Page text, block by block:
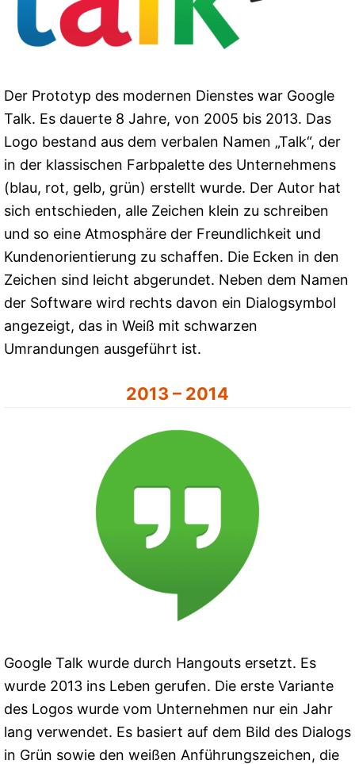
Der Prototyp des modernen Dienstes war Google
Talk. Es dauerte 8 Jahre, von 2005 bis 2013. Das
Logo bestand aus dem verbalen Namen „Talk“, der
in der klassischen Farbpalette des Unternehmens
(blau, rot, gelb, grün) erstellt wurde. Der Autor hat
sich entschieden, alle Zeichen klein zu schreiben
und so eine Atmosphäre der Freundlichkeit und
Kundenorientierung zu schaffen. Die Ecken in den
Zeichen sind leicht abgerundet. Neben dem Namen
der Software wird rechts davon ein Dialogsymbol
angezeigt, das in Weiß mit schwarzen
Umrandungen ausgeführt ist.
2013 – 2014
Google Talk wurde durch Hangouts ersetzt. Es
wurde 2013 ins Leben gerufen. Die erste Variante
des Logos wurde vom Unternehmen nur ein Jahr
lang verwendet. Es basiert auf dem Bild des Dialogs
in Grün sowie den weißen Anführungszeichen, die